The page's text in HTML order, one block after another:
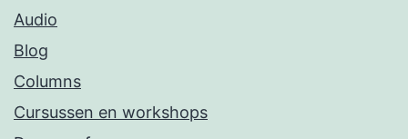
Audio
Blog
Columns
Cursussen en workshops